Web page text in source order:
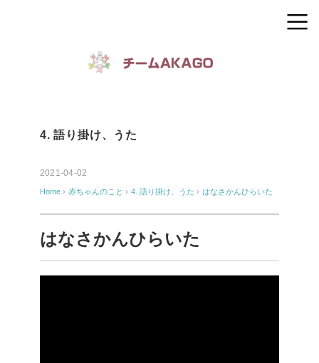
4. 語り掛け、うた
2021-04-02
Home › 赤ちゃんのこと › 4. 語り掛け、うた › はなさかんひらいた
はなさかんひらいた